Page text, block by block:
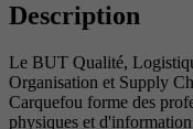
Description
Le BUT Qualité,
Organisation et Supply
Carquefou forme des
physiques et